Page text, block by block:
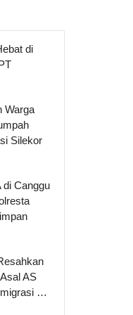
di
Warga
Silekor
di Canggu
AS
…